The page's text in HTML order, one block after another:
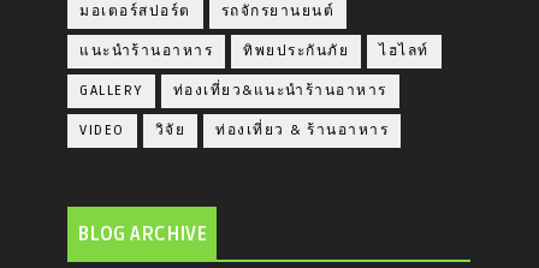
มอเตอร์สปอร์ต รถจักรยานยนต์
แนะนำร้านอาหาร ทิพยประกันภัย ไฮไลท์
GALLERY ท่องเที่ยว&แนะนำร้านอาหาร
VIDEO วิจัย ท่องเที่ยว & ร้านอาหาร
BLOG ARCHIVE